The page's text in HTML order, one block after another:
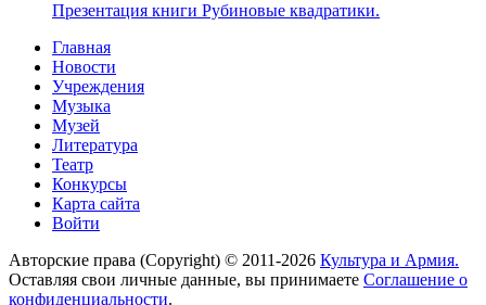
Презентация книги Рубиновые квадратики.
Главная
Новости
Учреждения
Музыка
Музей
Литература
Театр
Конкурсы
Карта сайта
Войти
Авторские права (Copyright) © 2011-2026 Культура и Армия.
Оставляя свои личные данные, вы принимаете Соглашение о
конфиденциальности.